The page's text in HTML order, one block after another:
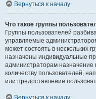
Вернуться к началу
Что такое группы
Группы пользователей
управляемые
может состоять в нескольких
назначены индивидуальные
администраторам
количеству пользователей,
или предоставление
Вернуться к началу